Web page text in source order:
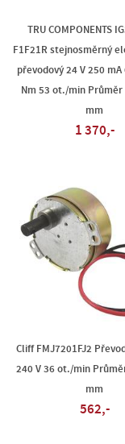
TRU COMPONENTS
F1F21R stejnosměrný
převodový 24 V 250
Nm 53 ot./min
mm
1 370,-
Cliff FMJ7201FJ2
240 V 36 ot./min
mm
562,-